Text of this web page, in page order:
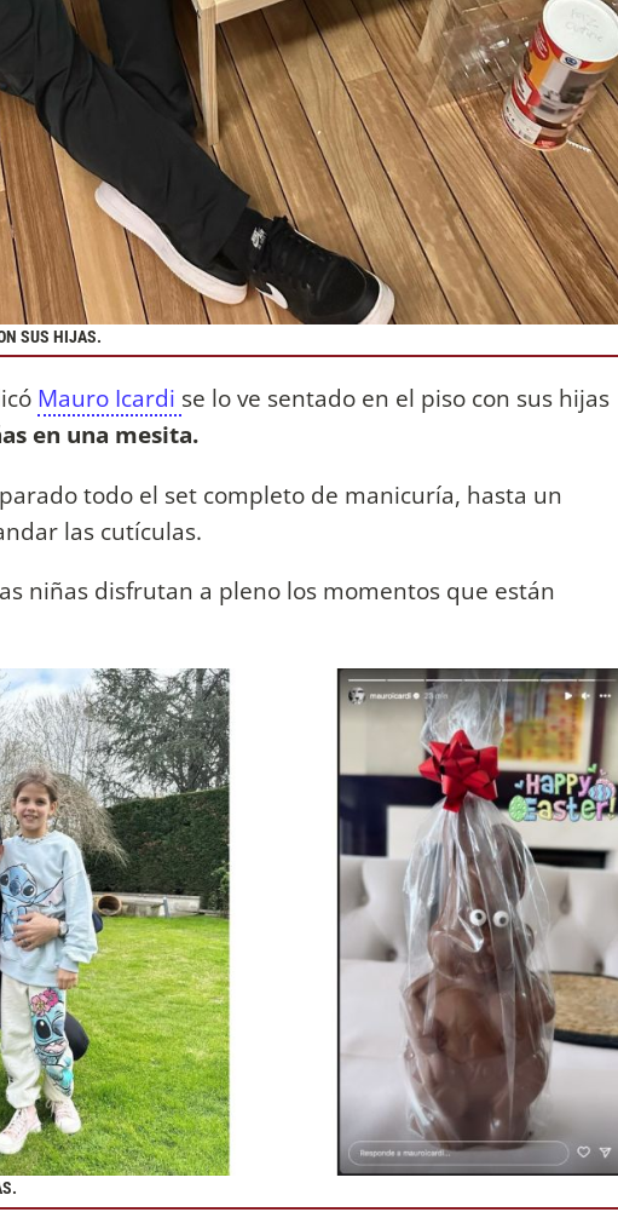
SUS HIJAS.
Mauro Icardi se lo ve sentado en el piso con sus hijas
en una mesita.
todo el set completo de manicuría, hasta un
las cutículas.
niñas disfrutan a pleno los momentos que están